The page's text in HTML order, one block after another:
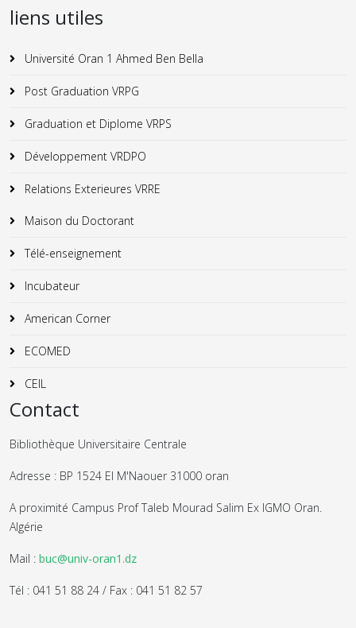
liens utiles
Université Oran 1 Ahmed Ben Bella
Post Graduation VRPG
Graduation et Diplome VRPS
Développement VRDPO
Relations Exterieures VRRE
Maison du Doctorant
Télé-enseignement
Incubateur
American Corner
ECOMED
CEIL
Contact
Bibliothèque Universitaire Centrale
Adresse : BP 1524 El M'Naouer 31000 oran
A proximité Campus Prof Taleb Mourad Salim Ex IGMO Oran.
Algérie
Mail : buc@univ-oran1.dz
Tél : 041 51 88 24 / Fax : 041 51 82 57